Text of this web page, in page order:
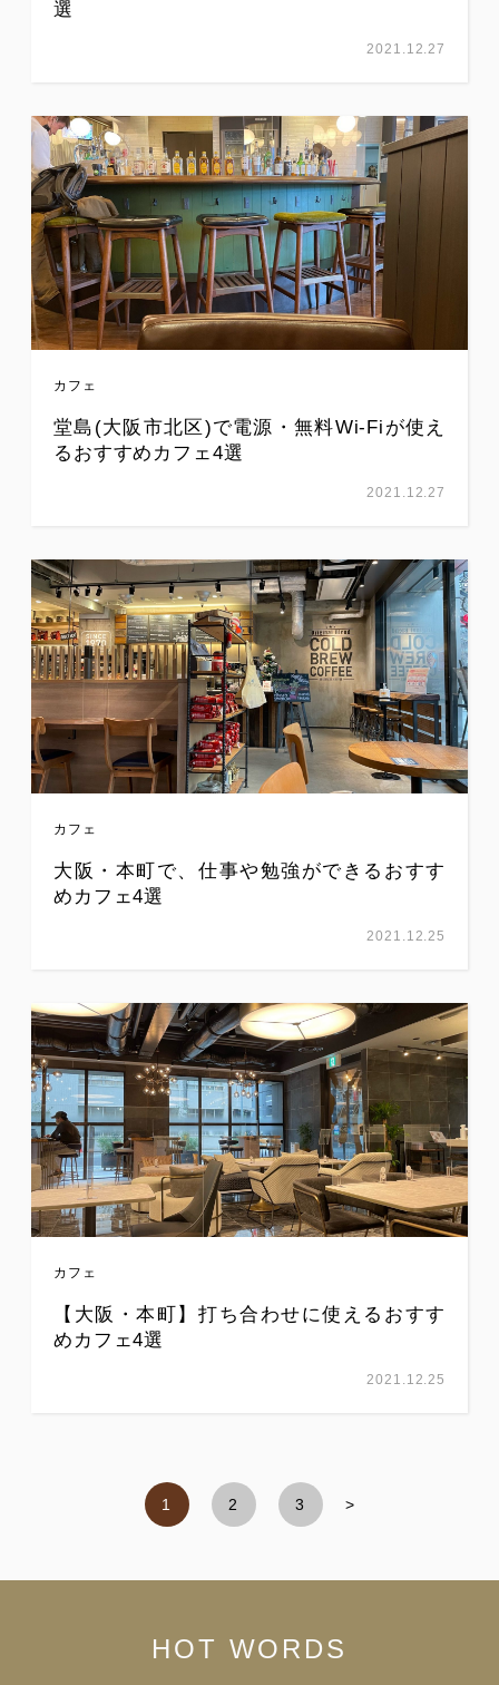
選
2021.12.27
カフェ
堂島(大阪市北区)で電源・無料Wi-Fiが使え
るおすすめカフェ4選
2021.12.27
カフェ
大阪・本町で、仕事や勉強ができるおすす
めカフェ4選
2021.12.25
カフェ
【大阪・本町】打ち合わせに使えるおすす
めカフェ4選
2021.12.25
1 2 3 >
HOT WORDS